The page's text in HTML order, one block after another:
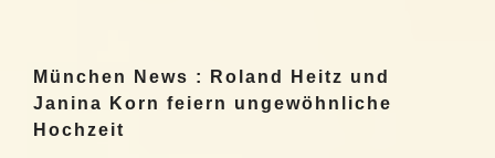
München News : Roland Heitz und
Janina Korn feiern ungewöhnliche
Hochzeit